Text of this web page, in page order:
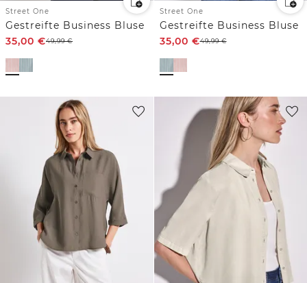
Street One
Gestreifte Business Bluse
35,00 €49,99€
Street One
Gestreifte Business Bluse
35,00 €49,99€